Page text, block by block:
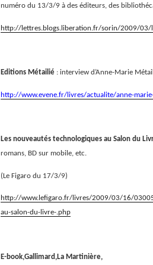
numéro du 13/3/9 à des éditeurs, des
http://lettres.blogs.liberation.fr/sorin/2009/03/
Editions Métailié : interview d’Anne-Marie
http://www.evene.fr/livres/actualite/anne-
Les nouveautés technologiques au Salon du
romans, BD sur mobile, etc.
(Le Figaro du 17/3/9)
http://www.lefigaro.fr/livres/2009/03/16/
au-salon-du-livre-.php
E-book,Gallimard,La Martinière,